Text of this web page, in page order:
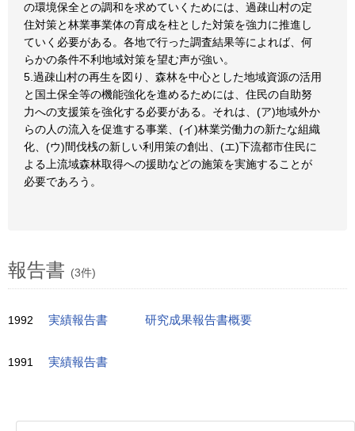
の環境保全との調和を求めていくためには、過疎山村の定
住対策と林業事業体の育成を柱とした対策を強力に推進し
ていく必要がある。各地で行った調査結果等によれば、何
らかの条件不利地域対策を望む声が強い。
5.過疎山村の再生を図り、森林を中心とした地域資源の活用
と国土保全等の機能強化を進めるためには、住民の自助努
力への支援策を強化する必要がある。それは、(ア)地域外か
らの人の流入を促進する事業、(イ)林業労働力の新たな組織
化、(ウ)間伐桟の新しい利用策の創出、(エ)下流都市住民に
よる上流域森林取得への援助などの施策を実施することが
必要であろう。
報告書 (3件)
1992 実績報告書 研究成果報告書概要
1991 実績報告書